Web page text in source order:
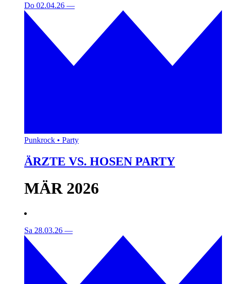
Do 02.04.26 —
Punkrock • Party
ÄRZTE VS. HOSEN PARTY
MÄR 2026
Sa 28.03.26 —